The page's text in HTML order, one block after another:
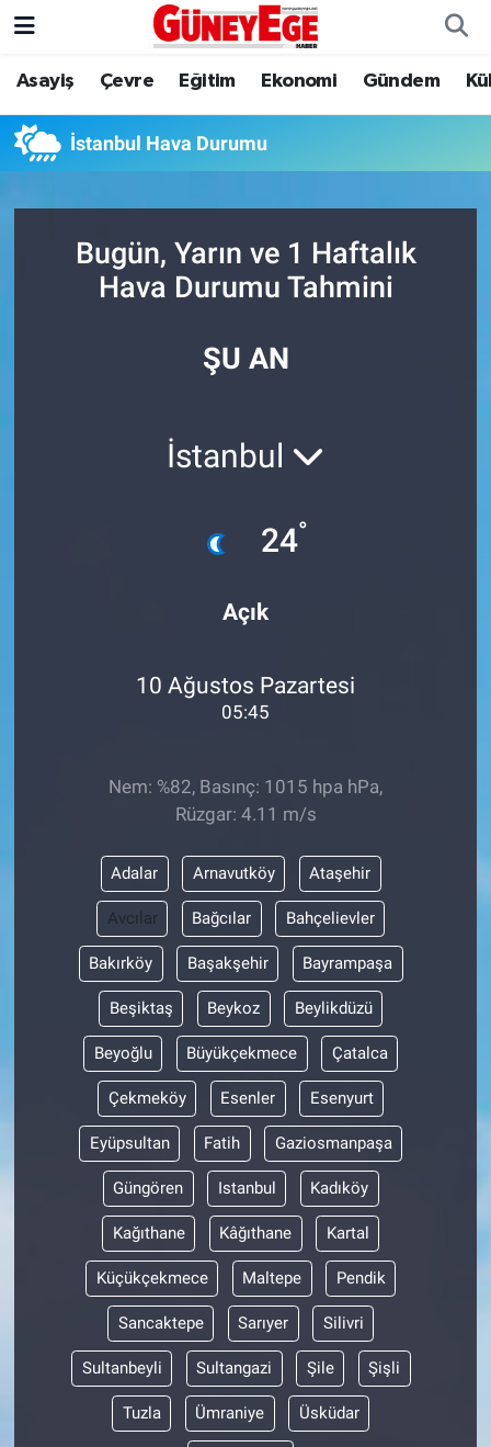
Asayiş Çevre Eğitim Ekonomi Gündem
İstanbul Hava Durumu
Bugün, Yarın ve 1 Haftalık
Hava Durumu Tahmini
ŞU AN
İstanbul
24°
Açık
10 Ağustos Pazartesi
05:45
Nem: %82, Basınç: 1015 hpa hPa,
Rüzgar: 4.11 m/s
Adalar Arnavutköy Ataşehir
Avcılar Bağcılar Bahçelievler
Bakırköy Başakşehir Bayrampaşa
Beşiktaş Beykoz Beylikdüzü
Beyoğlu Büyükçekmece Çatalca
Çekmeköy Esenler Esenyurt
Eyüpsultan Fatih Gaziosmanpaşa
Güngören Istanbul Kadıköy
Kağıthane Kâğıthane Kartal
Küçükçekmece Maltepe Pendik
Sancaktepe Sarıyer Silivri
Sultanbeyli Sultangazi Şile Şişli
Tuzla Ümraniye Üsküdar
Asayiş
Çevre
Ekonomi
İstanbul Hava Durumu
İstanbul Trafik Yoğunluk Haritası
Tüm Manşetler